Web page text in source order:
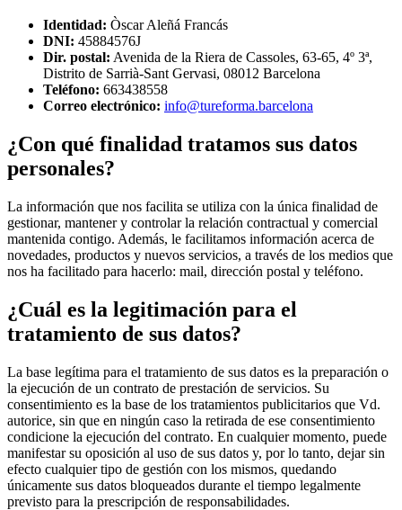
Identidad: Òscar Aleñá Francás
DNI: 45884576J
Dir. postal: Avenida de la Riera de Cassoles, 63-65, 4º 3ª,
Distrito de Sarrià-Sant Gervasi, 08012 Barcelona
Teléfono: 663438558
Correo electrónico: info@tureforma.barcelona
¿Con qué finalidad tratamos sus datos
personales?
La información que nos facilita se utiliza con la única finalidad de
gestionar, mantener y controlar la relación contractual y comercial
mantenida contigo. Además, le facilitamos información acerca de
novedades, productos y nuevos servicios, a través de los medios que
nos ha facilitado para hacerlo: mail, dirección postal y teléfono.
¿Cuál es la legitimación para el
tratamiento de sus datos?
La base legítima para el tratamiento de sus datos es la preparación o
la ejecución de un contrato de prestación de servicios. Su
consentimiento es la base de los tratamientos publicitarios que Vd.
autorice, sin que en ningún caso la retirada de ese consentimiento
condicione la ejecución del contrato. En cualquier momento, puede
manifestar su oposición al uso de sus datos y, por lo tanto, dejar sin
efecto cualquier tipo de gestión con los mismos, quedando
únicamente sus datos bloqueados durante el tiempo legalmente
previsto para la prescripción de responsabilidades.